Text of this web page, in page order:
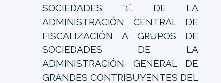
SOCIEDADES “1”, DE LA
ADMINISTRACIÓN CENTRAL DE
FISCALIZACIÓN A GRUPOS DE
SOCIEDADES DE LA
ADMINISTRACIÓN GENERAL DE
GRANDES CONTRIBUYENTES DEL